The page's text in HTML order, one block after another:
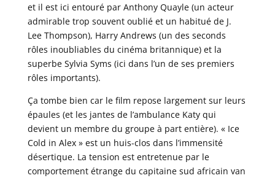
et il est ici entouré par Anthony Quayle (un acteur
admirable trop souvent oublié et un habitué de J.
Lee Thompson), Harry Andrews (un des seconds
rôles inoubliables du cinéma britannique) et la
superbe Sylvia Syms (ici dans l’un de ses premiers
rôles importants).
Ça tombe bien car le film repose largement sur leurs
épaules (et les jantes de l’ambulance Katy qui
devient un membre du groupe à part entière). « Ice
Cold in Alex » est un huis-clos dans l’immensité
désertique. La tension est entretenue par le
comportement étrange du capitaine sud africain van